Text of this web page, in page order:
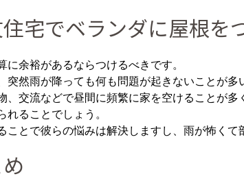
宅でベランダに屋根を
に余裕があるならつけるべきです。
突然雨が降っても何も問題が起きないことが多
、交流などで昼間に頻繁に家を空けることが
れることでしょう。
ことで彼らの悩みは解決しますし、雨が怖く